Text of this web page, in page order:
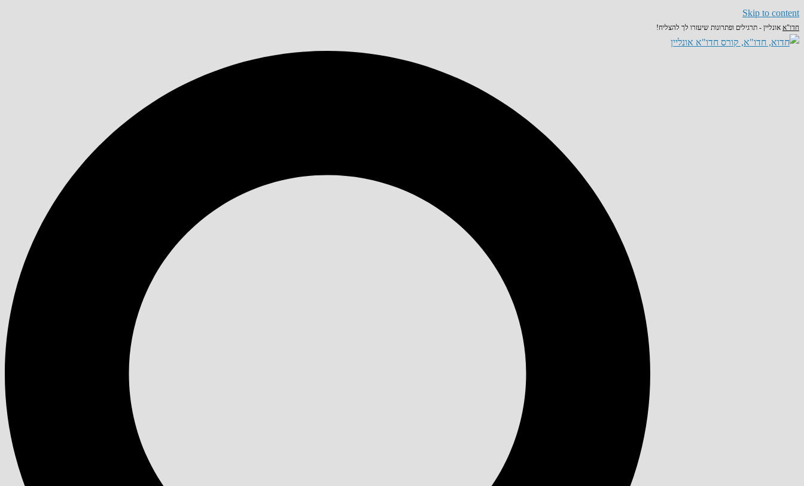
Skip to content
חדו"א אונליין - תרגילים ופתרונות שיעזרו לך להצליח!